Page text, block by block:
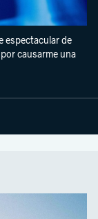
espectacular de
causarme una